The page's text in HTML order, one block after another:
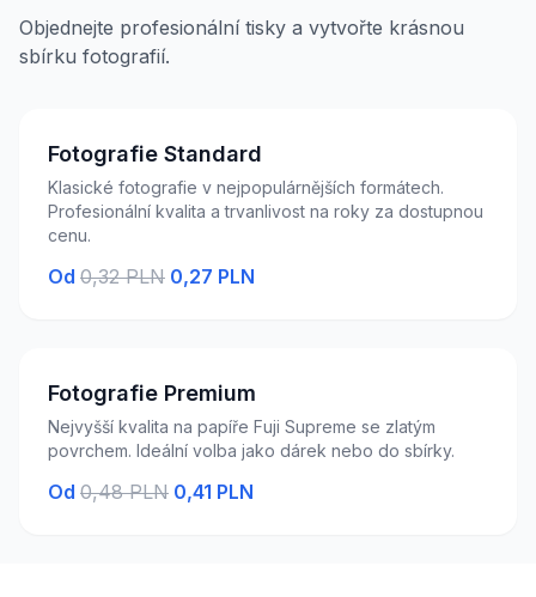
Objednejte profesionální tisky a vytvořte krásnou
sbírku fotografií.
Fotografie Standard
Klasické fotografie v nejpopulárnějších formátech.
Profesionální kvalita a trvanlivost na roky za dostupnou
cenu.
Od 0,32 PLN 0,27 PLN
Fotografie Premium
Nejvyšší kvalita na papíře Fuji Supreme se zlatým
povrchem. Ideální volba jako dárek nebo do sbírky.
Od 0,48 PLN 0,41 PLN